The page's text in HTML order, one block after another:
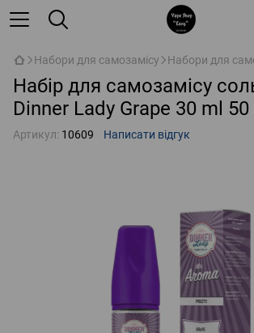
Набори для самозамісу Набори для
Набір для самозамісу
Dinner Lady Grape 30 ml
Артикул: 10609 Написати відгук